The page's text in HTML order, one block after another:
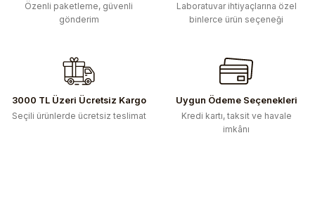
Ürün resmi kalitesiz, bozuk veya görüntülenemiyor.
Ürün fiyatı diğer sitelerden daha pahalı.
Bu ürüne benzer farklı alternatifler olmalı.
Özenli paketleme, güvenli
gönderim
Laboratuvar ihtiyaçlarına özel
binlerce ürün seçeneği
3000 TL Üzeri Ücretsiz Kargo
Seçili ürünlerde ücretsiz teslimat
Uygun Ödeme Seçenekleri
Kredi kartı, taksit ve havale
imkânı